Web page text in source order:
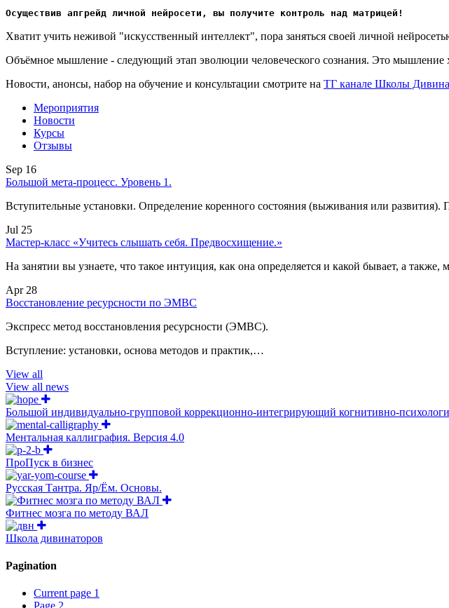
Осуществив апгрейд личной нейросети, вы получите контроль над матрицей!
Хватит учить неживой "искусственный интеллект", пора заняться своей личной
Объёмное мышление - следующий этап эволюции человеческого сознания. Это мышление
Новости, анонсы, набор на обучение и консультации смотрите на ТГ канале Школы
Мероприятия
Новости
Курсы
Отзывы
Sep 16
Большой мета-процесс. Уровень 1.
Вступительные установки. Определение коренного состояния (выживания или
Jul 25
Мастер-класс «Учитесь слышать себя. Предвосхищение.»
На занятии вы узнаете, что такое интуиция, как она определяется и какой бывает, а
Apr 28
Восстановление ресурсности по ЭМВС
Экспресс метод восстановления ресурсности (ЭМВС).
Вступление: установки, основа методов и практик,…
View all
View all news
Большой индивидуально-групповой коррекционно-интегрирующий когнитивно-
Ментальная каллиграфия. Версия 4.0
ПроПуск в бизнес
Русская Тантра. Яр/Ём. Основы.
Фитнес мозга по методу ВАЛ
Школа дивинаторов
Pagination
Current page 1